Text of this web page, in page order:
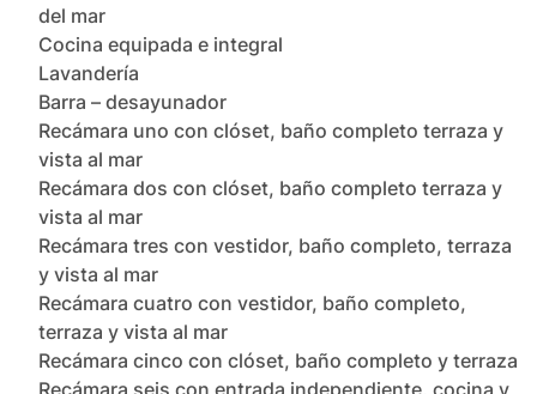
del mar
Cocina equipada e integral
Lavandería
Barra – desayunador
Recámara uno con clóset, baño completo terraza y
vista al mar
Recámara dos con clóset, baño completo terraza y
vista al mar
Recámara tres con vestidor, baño completo, terraza
y vista al mar
Recámara cuatro con vestidor, baño completo,
terraza y vista al mar
Recámara cinco con clóset, baño completo y terraza
Recámara seis con entrada independiente, cocina y